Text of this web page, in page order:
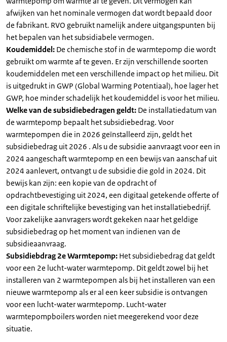
afwijken van het nominale vermogen dat wordt bepaald door
de fabrikant. RVO gebruikt namelijk andere uitgangspunten bij
het bepalen van het subsidiabele vermogen.
Koudemiddel: De chemische stof in de warmtepomp die wordt
gebruikt om warmte af te geven. Er zijn verschillende soorten
koudemiddelen met een verschillende impact op het milieu. Dit
is uitgedrukt in GWP (Global Warming Potentiaal), hoe lager het
GWP, hoe minder schadelijk het koudemiddel is voor het milieu.
Welke van de subsidiebedragen geldt: De installatiedatum van
de warmtepomp bepaalt het subsidiebedrag. Voor
warmtepompen die in 2026 geïnstalleerd zijn, geldt het
subsidiebedrag uit 2026 . Als u de subsidie aanvraagt voor een in
2024 aangeschaft warmtepomp en een bewijs van aanschaf uit
2024 aanlevert, ontvangt u de subsidie die gold in 2024. Dit
bewijs kan zijn: een kopie van de opdracht of
opdrachtbevestiging uit 2024, een digitaal getekende offerte of
een digitale schriftelijke bevestiging van het installatiebedrijf.
Voor zakelijke aanvragers wordt gekeken naar het geldige
subsidiebedrag op het moment van indienen van de
subsidieaanvraag.
Subsidiebdrag 2e Warmtepomp: Het subsidiebedrag dat geldt
voor een 2e lucht-water warmtepomp. Dit geldt zowel bij het
installeren van 2 warmtepompen als bij het installeren van een
nieuwe warmtepomp als er al een keer subsidie is ontvangen
voor een lucht-water warmtepomp. Lucht-water
warmtepompboilers worden niet meegerekend voor deze
situatie.